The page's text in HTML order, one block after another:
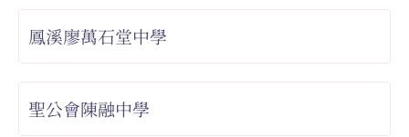
鳳溪廖萬石堂中學
聖公會陳融中學